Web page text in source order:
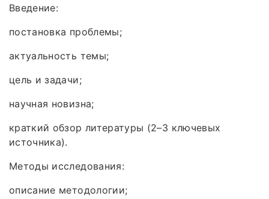
Введение:
постановка проблемы;
актуальность темы;
цель и задачи;
научная новизна;
краткий обзор литературы (2–3 ключевых
источника).
Методы исследования:
описание методологии;